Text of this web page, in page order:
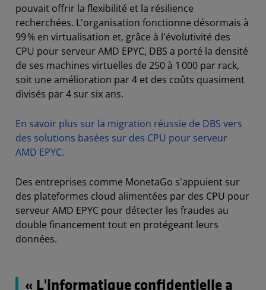
pouvait offrir la flexibilité et la résilience
recherchées. L'organisation fonctionne désormais à
99 % en virtualisation et, grâce à l'évolutivité des
CPU pour serveur AMD EPYC, DBS a porté la densité
de ses machines virtuelles de 250 à 1 000 par rack,
soit une amélioration par 4 et des coûts quasiment
divisés par 4 sur six ans.
En savoir plus sur la migration réussie de DBS vers
des solutions basées sur des CPU pour serveur
AMD EPYC.
Des entreprises comme MonetaGo s'appuient sur
des plateformes cloud alimentées par des CPU pour
serveur AMD EPYC pour détecter les fraudes au
double financement tout en protégeant leurs
données.
« L'informatique confidentielle a